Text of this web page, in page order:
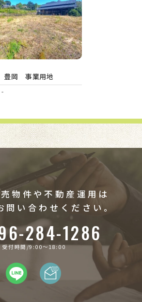
岡 事業用地
物件や不動産運用は
問い合わせください。
284-1286
受付時間/9:00〜18:00